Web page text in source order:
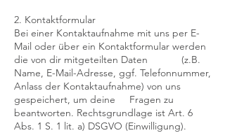
2. Kontaktformular
Bei einer Kontaktaufnahme mit uns per E-
Mail oder über ein Kontaktformular werden
die von dir mitgeteilten Daten (z.B.
Name, E-Mail-Adresse, ggf. Telefonnummer,
Anlass der Kontaktaufnahme) von uns
gespeichert, um deine Fragen zu
beantworten. Rechtsgrundlage ist Art. 6
Abs. 1 S. 1 lit. a) DSGVO (Einwilligung).